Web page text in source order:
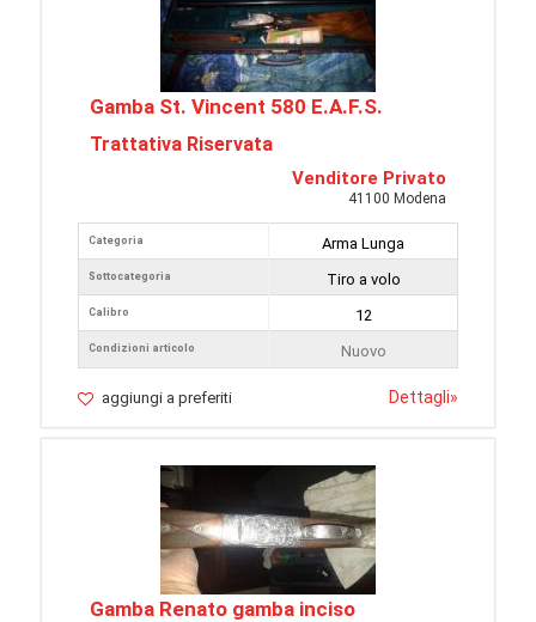
Gamba St. Vincent 580 E.A.F.S.
Trattativa Riservata
Venditore Privato
41100 Modena
Categoria
Sottocategoria
Calibro
Condizioni articolo
Arma Lunga
Tiro a volo
12
Nuovo
aggiungi a preferiti Dettagli»
Gamba Renato gamba inciso